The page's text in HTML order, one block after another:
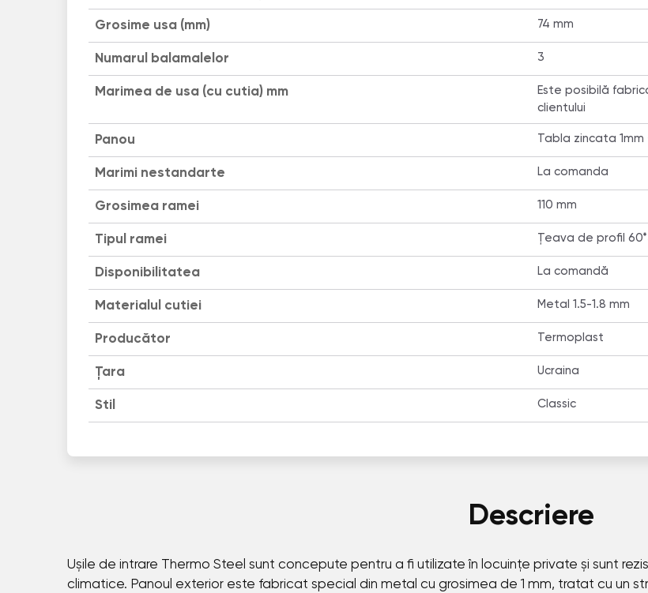
Grosime usa (mm) 74 mm
Numarul balamalelor 3
Marimea de usa (cu cutia) mm
Este posibilă
clientului
Panou Tabla zincata 1mm
Marimi nestandarte La comanda
Grosimea ramei 110 mm
Tipul ramei Țeava de profil
Disponibilitatea La comandă
Materialul cutiei Metal 1.5-1.8 mm
Producător Termoplast
Țara Ucraina
Stil Classic
Descriere
Ușile de intrare Thermo Steel sunt concepute pentru a fi utilizate în locuințe private și sunt
climatice. Panoul exterior este fabricat special din metal cu grosimea de 1 mm, tratat cu un